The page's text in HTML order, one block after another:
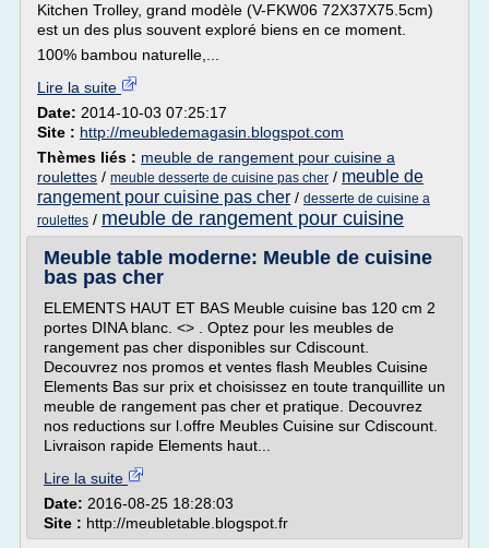
Kitchen Trolley, grand modèle (V-FKW06 72X37X75.5cm)
est un des plus souvent exploré biens en ce moment.
100% bambou naturelle,...
Lire la suite
Date: 2014-10-03 07:25:17
Site : http://meubledemagasin.blogspot.com
Thèmes liés : meuble de rangement pour cuisine a
roulettes / meuble desserte de cuisine pas cher / meuble de
rangement pour cuisine pas cher / desserte de cuisine a
roulettes / meuble de rangement pour cuisine
Meuble table moderne: Meuble de cuisine
bas pas cher
ELEMENTS HAUT ET BAS Meuble cuisine bas 120 cm 2
portes DINA blanc. <> . Optez pour les meubles de
rangement pas cher disponibles sur Cdiscount.
Decouvrez nos promos et ventes flash Meubles Cuisine
Elements Bas sur prix et choisissez en toute tranquillite un
meuble de rangement pas cher et pratique. Decouvrez
nos reductions sur l.offre Meubles Cuisine sur Cdiscount.
Livraison rapide Elements haut...
Lire la suite
Date: 2016-08-25 18:28:03
Site : http://meubletable.blogspot.fr